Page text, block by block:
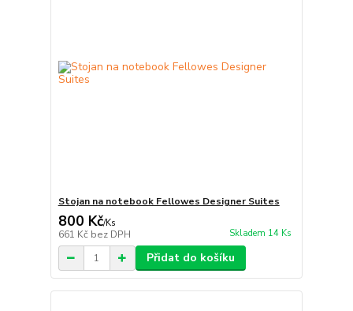
Stojan na notebook Fellowes Designer Suites
800 Kč/Ks
661 Kč bez DPH Skladem 14 Ks
Přidat do košíku